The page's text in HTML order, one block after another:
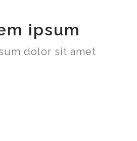
ipsum
dolor sit amet